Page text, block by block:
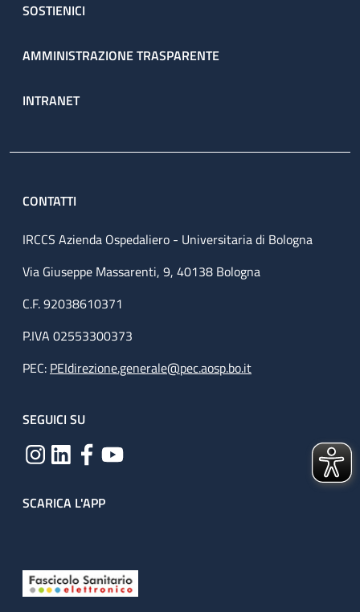
SOSTIENICI
AMMINISTRAZIONE TRASPARENTE
INTRANET
CONTATTI
IRCCS Azienda Ospedaliero - Universitaria di Bologna
Via Giuseppe Massarenti, 9, 40138 Bologna
C.F. 92038610371
P.IVA 02553300373
PEC: PEIdirezione.generale@pec.aosp.bo.it
SEGUICI SU
SCARICA L'APP